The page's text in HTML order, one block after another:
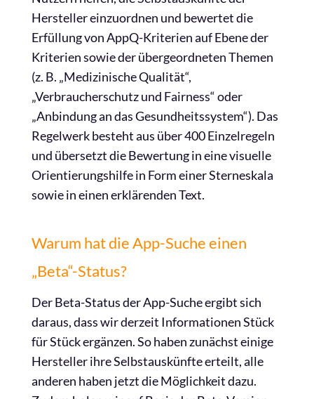
Hersteller einzuordnen und bewertet die
Erfüllung von AppQ-Kriterien auf Ebene der
Kriterien sowie der übergeordneten Themen
(z. B. „Medizinische Qualität“,
„Verbraucherschutz und Fairness“ oder
„Anbindung an das Gesundheitssystem“). Das
Regelwerk besteht aus über 400 Einzelregeln
und übersetzt die Bewertung in eine visuelle
Orientierungshilfe in Form einer Sterneskala
sowie in einen erklärenden Text.
Warum hat die App-Suche einen
„Beta“-Status?
Der Beta-Status der App-Suche ergibt sich
daraus, dass wir derzeit Informationen Stück
für Stück ergänzen. So haben zunächst einige
Hersteller ihre Selbstauskünfte erteilt, alle
anderen haben jetzt die Möglichkeit dazu.